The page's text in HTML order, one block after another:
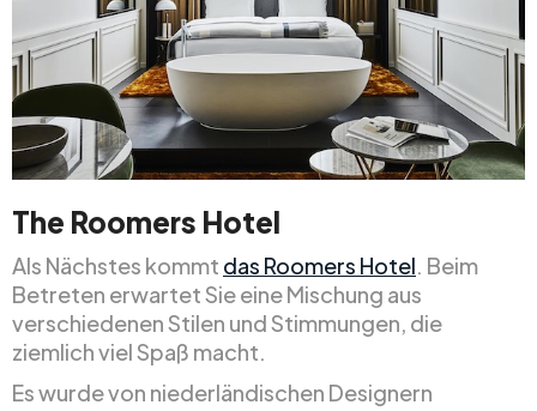
The Roomers Hotel
Als Nächstes kommt das Roomers Hotel. Beim
Betreten erwartet Sie eine Mischung aus
verschiedenen Stilen und Stimmungen, die
ziemlich viel Spaß macht.
Es wurde von niederländischen Designern